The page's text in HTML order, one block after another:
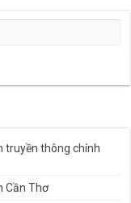
truyền thông chính
Cần Thơ